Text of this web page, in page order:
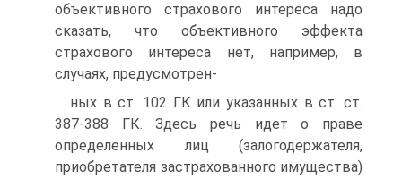
объективного страхового интереса надо
сказать, что объективного эффекта
страхового интереса нет, например, в
случаях, предусмотрен-
ных в ст. 102 ГК или указанных в ст. ст.
387-388 ГК. Здесь речь идет о праве
определенных лиц (залогодержателя,
приобретателя застрахованного имущества)